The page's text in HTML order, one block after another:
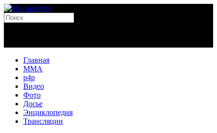
Главная
MMA
p4p
Видео
Фото
Досье
Энциклопедия
Трансляции